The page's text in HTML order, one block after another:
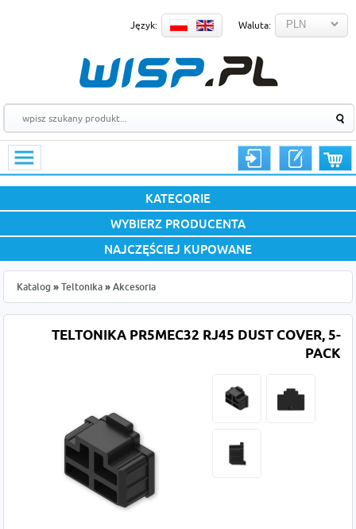
Język: Waluta:
KATEGORIE
WYBIERZ PRODUCENTA
NAJCZĘŚCIEJ KUPOWANE
Katalog » Teltonika » Akcesoria
TELTONIKA PR5MEC32 RJ45 DUST COVER, 5-
PACK